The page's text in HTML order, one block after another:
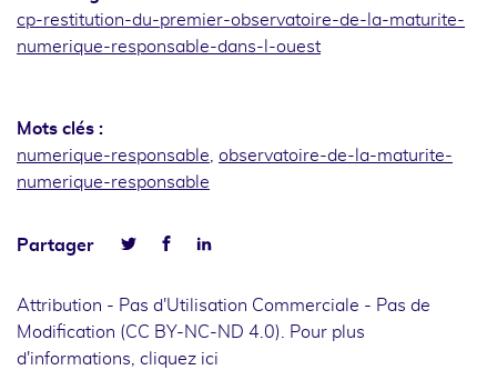
cp-restitution-du-premier-observatoire-de-la-maturite-
numerique-responsable-dans-l-ouest
Mots clés :
numerique-responsable observatoire-de-la-maturite-
numerique-responsable
Partager
FacebookLinkedin
Attribution - Pas d'Utilisation Commerciale - Pas de
Modification (CC BY-NC-ND 4.0). Pour plus
d'informations, cliquez ici